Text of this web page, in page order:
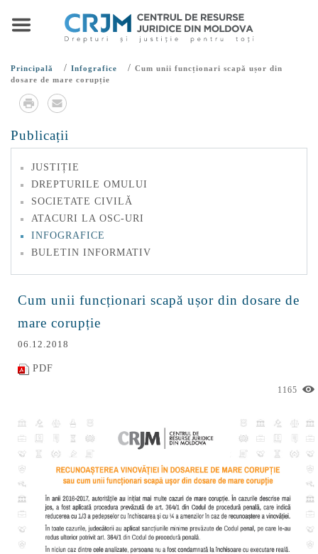
Principală / Infografice / Cum unii funcționari scapă ușor din
dosare de mare corupție
Publicații
JUSTIȚIE
DREPTURILE OMULUI
SOCIETATE CIVILĂ
ATACURI LA OSC-URI
INFOGRAFICE
BULETIN INFORMATIV
Cum unii funcționari scapă ușor din dosare de
mare corupție
06.12.2018
PDF
1165